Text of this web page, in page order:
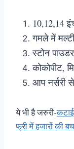
10,12,14
गमले में
स्टोन
कोकोपीट,
आप नर्सरी
ये भी है जरुरी-
फ्री में हजारों की